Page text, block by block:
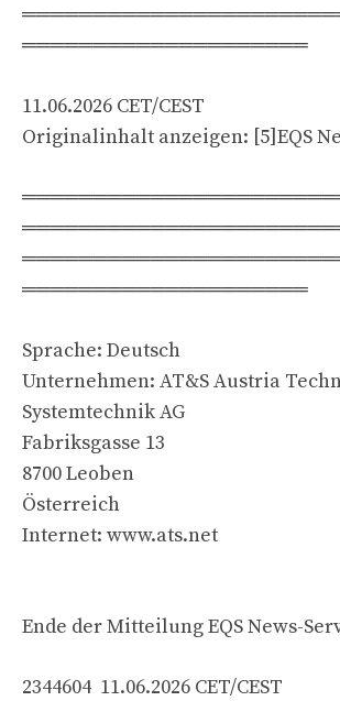
════════════════════
11.06.2026 CET/CEST
Originalinhalt anzeigen: [5]EQS
════════════════════
Sprache: Deutsch
Unternehmen: AT&S Austria
Systemtechnik AG
Fabriksgasse 13
8700 Leoben
Österreich
Internet: www.ats.net
Ende der Mitteilung EQS News-
2344604 11.06.2026 CET/CEST